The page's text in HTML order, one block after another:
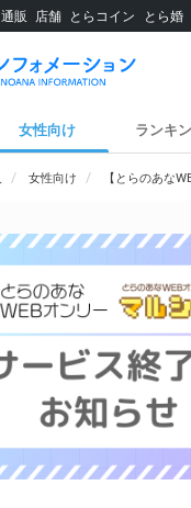
通販 店舗 とらコイン とら婚
女性向け ランキ
女性向け 【とらのあな